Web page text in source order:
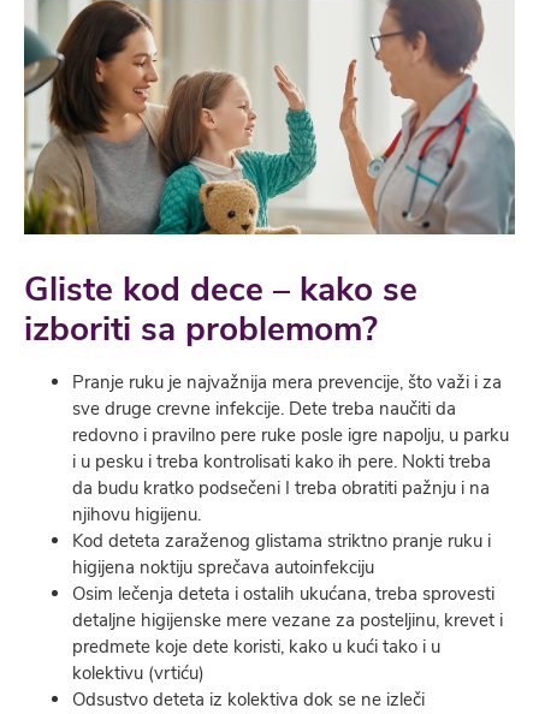
Gliste kod dece – kako se
izboriti sa problemom?
Pranje ruku je najvažnija mera prevencije, što važi i za
sve druge crevne infekcije. Dete treba naučiti da
redovno i pravilno pere ruke posle igre napolju, u parku
i u pesku i treba kontrolisati kako ih pere. Nokti treba
da budu kratko podsečeni I treba obratiti pažnju i na
njihovu higijenu.
Kod deteta zaraženog glistama striktno pranje ruku i
higijena noktiju sprečava autoinfekciju
Osim lečenja deteta i ostalih ukućana, treba sprovesti
detaljne higijenske mere vezane za posteljinu, krevet i
predmete koje dete koristi, kako u kući tako i u
kolektivu (vrtiću)
Odsustvo deteta iz kolektiva dok se ne izleči